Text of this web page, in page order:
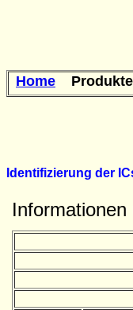
Home
Identifizierung der
Informationen